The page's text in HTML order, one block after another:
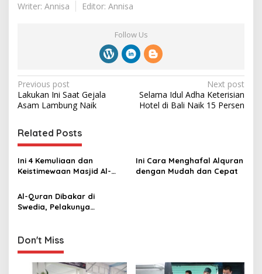
Writer: Annisa
Editor: Annisa
Follow Us
P
o
t
n
a
i
a
t
Previous post
Lakukan Ini Saat Gejala
Asam Lambung Naik
Next post
Selama Idul Adha Keterisian
Hotel di Bali Naik 15 Persen
Related Posts
Ini 4 Kemuliaan dan
Keistimewaan Masjid Al-
Ini Cara Menghafal Alquran
dengan Mudah dan Cepat
Al-Quran Dibakar di
Swedia, Pelakunya
Don't Miss